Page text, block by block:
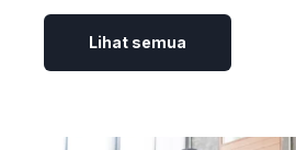
Lihat semua